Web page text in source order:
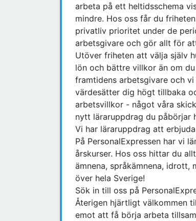
arbeta på ett heltidsschema
mindre. Hos oss får du
privatliv prioritet under de
arbetsgivare och gör allt för
Utöver friheten att välja själv
lön och bättre villkor än om
framtidens arbetsgivare och
värdesätter dig högt tillbaka
arbetsvillkor - något våra
nytt läraruppdrag du påbörjar
Vi har läraruppdrag att
På PersonalExpressen har vi
årskurser. Hos oss hittar du
ämnena, språkämnena, idrott,
över hela Sverige!
Sök in till oss på
Återigen hjärtligt välkommen
emot att få börja arbeta